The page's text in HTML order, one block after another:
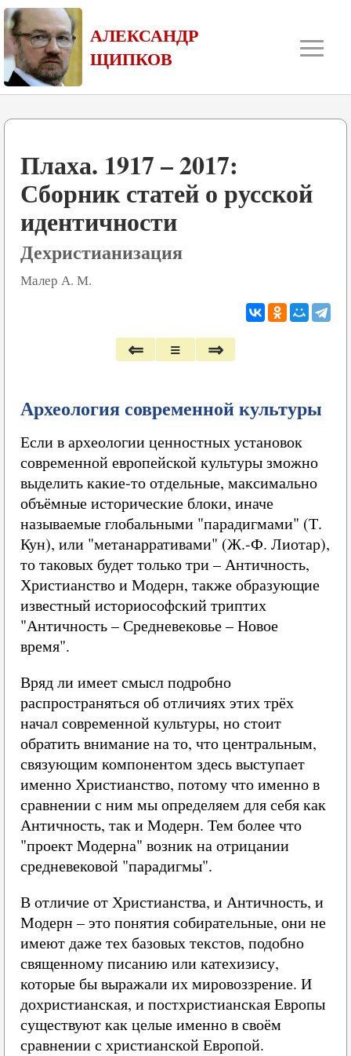
АЛЕКСАНДР
ЩИПКОВ
≡
Плаха. 1917 – 2017:
Сборник статей о русской
идентичности
Дехристианизация
Малер А. М.
⇐ ≡ ⇒
Археология современной культуры
Если в археологии ценностных установок
современной европейской культуры зможно
выделить какие-то отдельные, максимально
объёмные исторические блоки, иначе
называемые глобальными "парадигмами" (Т.
Кун), или "метанарративами" (Ж.-Ф. Лиотар),
то таковых будет только три – Античность,
Христианство и Модерн, также образующие
известный историософский триптих
"Античность – Средневековье – Новое
время".
Вряд ли имеет смысл подробно
распространяться об отличиях этих трёх
начал современной культуры, но стоит
обратить внимание на то, что центральным,
связующим компонентом здесь выступает
именно Христианство, потому что именно в
сравнении с ним мы определяем для себя как
Античность, так и Модерн. Тем более что
"проект Модерна" возник на отрицании
средневековой "парадигмы".
В отличие от Христианства, и Античность, и
Модерн – это понятия собирательные, они не
имеют даже тех базовых текстов, подобно
священному писанию или катехизису,
которые бы выражали их мировоззрение. И
дохристианская, и постхристианская Европы
существуют как целые именно в своём
сравнении с христианской Европой.